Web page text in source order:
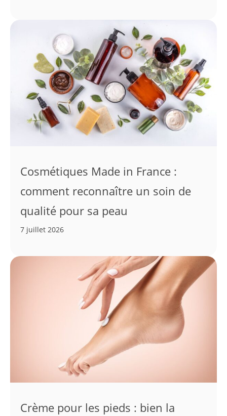
Cosmétiques Made in France :
comment reconnaître un soin de
qualité pour sa peau
7 juillet 2026
Crème pour les pieds : bien la